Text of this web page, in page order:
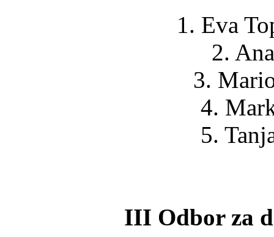
1. Eva
2.
3.
4.
5.
III Odbor za